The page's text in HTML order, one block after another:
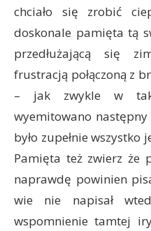
chciało się zrobić
doskonale pamięta tą
przedłużającą się
frustracją połączoną z
– jak zwykle w
wyemitowano
było zupełnie wszystko
Pamięta też zwierz że
naprawdę powinien
wie nie napisał
wspomnienie tamtej